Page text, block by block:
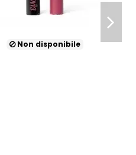
Non disponibile